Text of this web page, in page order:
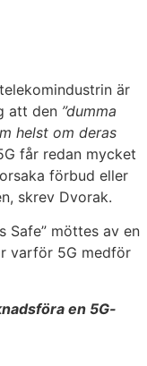
är
att den ”dumma
helst om deras
får redan mycket
förbud eller
skrev Dvorak.
Safe” möttes av en
varför 5G medför
en 5G-